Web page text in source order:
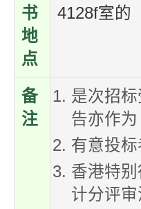
书
地
点
4128f室的
备
注
是次招
告亦作
有意投
香港特
计分评